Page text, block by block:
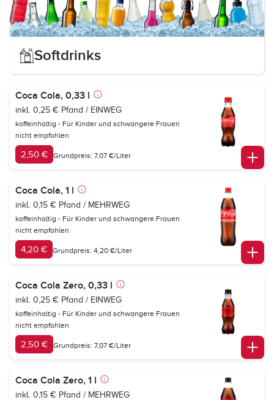
Softdrinks
Coca Cola, 0,33 l
inkl. 0,25 € Pfand / EINWEG
koffeinhaltig - Für Kinder und schwangere Frauen
nicht empfohlen
2,50 € Grundpreis: 7,07 €/Liter
Coca Cola, 1 l
inkl. 0,15 € Pfand / MEHRWEG
koffeinhaltig - Für Kinder und schwangere Frauen
nicht empfohlen
4,20 € Grundpreis: 4,20 €/Liter
Coca Cola Zero, 0,33 l
inkl. 0,25 € Pfand / EINWEG
koffeinhaltig - Für Kinder und schwangere Frauen
nicht empfohlen
2,50 € Grundpreis: 7,07 €/Liter
Coca Cola Zero, 1 l
inkl. 0,15 € Pfand / MEHRWEG